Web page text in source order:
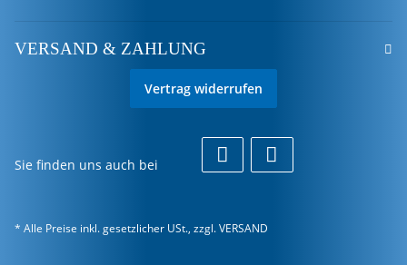
VERSAND & ZAHLUNG
Vertrag widerrufen
Sie finden uns auch bei
* Alle Preise inkl. gesetzlicher USt., zzgl.VERSAND